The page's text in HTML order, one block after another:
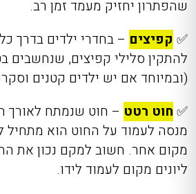
שהפתרון יחזיק מעמד זמן רב.
✅ קפיצים – בחדרי ילדים בדרך
להתקין סלילי קפיצים, שנחשבים
(ובמיוחד אם יש ילדים קטנים
✅ חוט רטט – חוט שנמתח לאורך
מנסה לעמוד על החוט הוא מתחיל
מקום אחר. חשוב למקם נכון את
ליונים מקום לעמוד לידו.